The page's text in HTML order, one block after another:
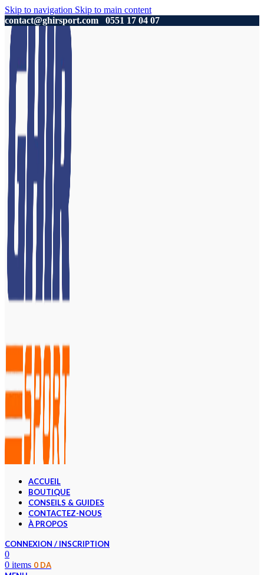
Skip to navigation Skip to main content
contact@ghirsport.com
0551 17 04 07
ACCUEIL
BOUTIQUE
CONSEILS & GUIDES
CONTACTEZ-NOUS
À PROPOS
CONNEXION / INSCRIPTION
0
0 items 0 DA